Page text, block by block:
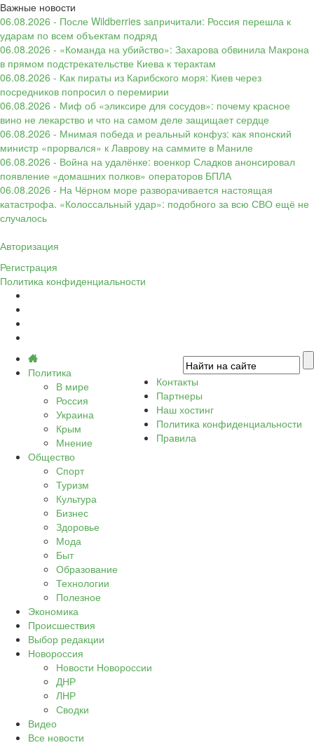
Важные новости
06.08.2026 - После Wildberries запричитали: Россия перешла к
ударам по всем объектам подряд
06.08.2026 - «Команда на убийство»: Захарова обвинила Макрона
в прямом подстрекательстве Киева к терактам
06.08.2026 - Как пираты из Карибского моря: Киев через
посредников попросил о перемирии
06.08.2026 - Миф об «эликсире для сосудов»: почему красное
вино не лекарство и что на самом деле защищает сердце
06.08.2026 - Мнимая победа и реальный конфуз: как японский
министр «прорвался» к Лаврову на саммите в Маниле
06.08.2026 - Война на удалёнке: военкор Сладков анонсировал
появление «домашних полков» операторов БПЛА
06.08.2026 - На Чёрном море разворачивается настоящая
катастрофа. «Колоссальный удар»: подобного за всю СВО ещё не
случалось
Авторизация
Регистрация
Политика конфиденциальности
Политика
В мире
Россия
Украина
Крым
Мнение
Общество
Спорт
Туризм
Культура
Бизнес
Здоровье
Мода
Быт
Образование
Технологии
Полезное
Экономика
Происшествия
Выбор редакции
Новороссия
Новости Новороссии
ДНР
ЛНР
Сводки
Видео
Все новости
Контакты
Партнеры
Наш хостинг
Политика конфиденциальности
Правила